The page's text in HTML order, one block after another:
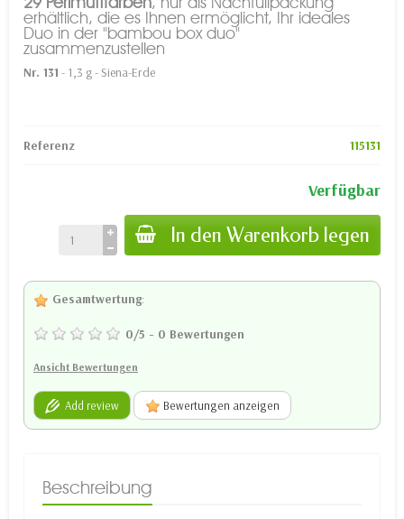
erhältlich, die es Ihnen ermöglicht, Ihr ideales
Duo in der "bambou box duo"
zusammenzustellen
Nr. 131 - 1,3 g - Siena-Erde
Referenz 115131
Verfügbar
In den Warenkorb legen
Gesamtwertung:
0/5 - 0 Bewertungen
Ansicht Bewertungen
Add review Bewertungen anzeigen
Beschreibung